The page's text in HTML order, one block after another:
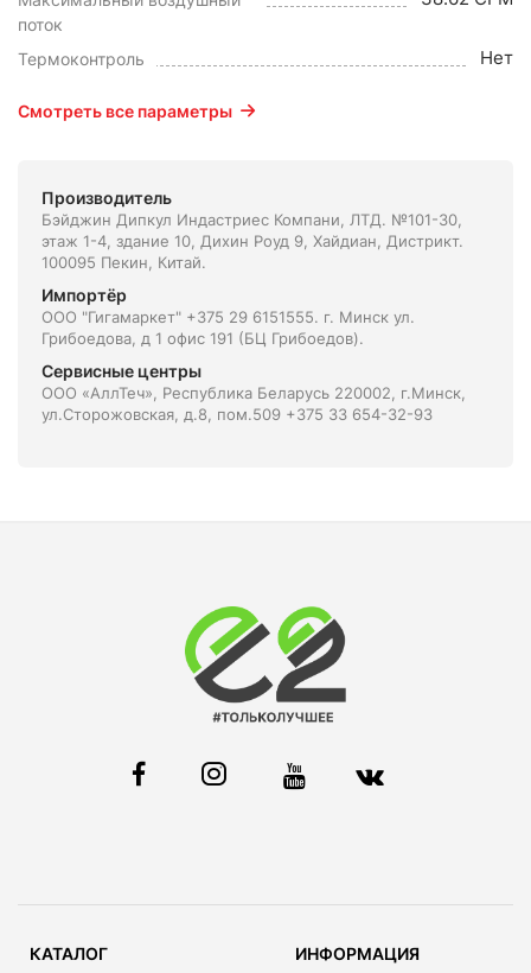
поток
Термоконтроль Нет
Смотреть все параметры
Производитель
Бэйджин Дипкул Индастриес Компани, ЛТД. №101-30,
этаж 1-4, здание 10, Дихин Роуд 9, Хайдиан, Дистрикт.
100095 Пекин, Китай.
Импортёр
ООО "Гигамаркет" +375 29 6151555. г. Минск ул.
Грибоедова, д 1 офис 191 (БЦ Грибоедов).
Сервисные центры
ООО «АллТеч», Республика Беларусь 220002, г.Минск,
ул.Сторожовская, д.8, пом.509 +375 33 654-32-93
КАТАЛОГ ИНФОРМАЦИЯ